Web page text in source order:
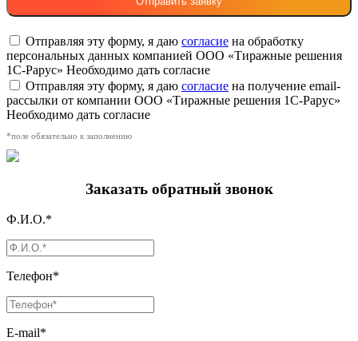
Отправляя эту форму, я даю согласие на обработку
персональных данных компанией ООО «Тиражные решения
1С-Рарус» Необходимо дать согласие
Отправляя эту форму, я даю согласие на получение email-
рассылки от компании ООО «Тиражные решения 1С-Рарус»
Необходимо дать согласие
*поле обязательно к заполнению
Заказать обратный звонок
Ф.И.О.*
Телефон*
E-mail*